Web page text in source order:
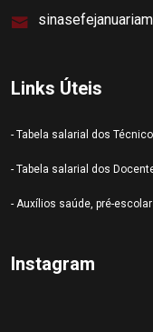
Links Úteis
- Tabela salarial dos
- Tabela salarial dos
- Auxílios saúde, pré-
Instagram